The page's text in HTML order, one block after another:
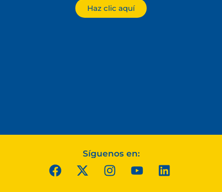
Haz clic aquí
Síguenos en: